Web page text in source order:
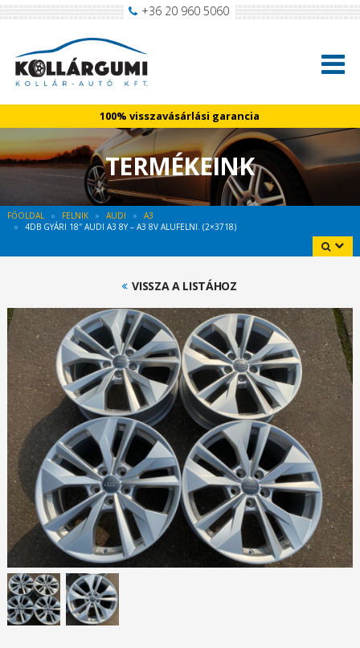
+36 20 960 5060
100% visszavásárlási garancia
TERMÉKEINK
FŐOLDAL FELNIK AUDI
A3
4DB GYÁRI 18″ AUDI A3 8Y – A3 8V ALUFELNI. (2×3718)
VISSZA A LISTÁHOZ